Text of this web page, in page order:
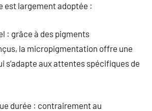
est largement adoptée :
: grâce à des pigments
la micropigmentation offre une
s’adapte aux attentes spécifiques de
durée : contrairement au